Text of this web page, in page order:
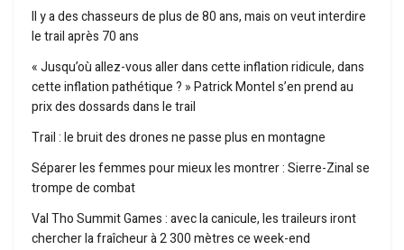
Il y a des chasseurs de plus de 80 ans, mais on veut interdire
le trail après 70 ans
« Jusqu’où allez-vous aller dans cette inflation ridicule, dans
cette inflation pathétique ? » Patrick Montel s’en prend au
prix des dossards dans le trail
Trail : le bruit des drones ne passe plus en montagne
Séparer les femmes pour mieux les montrer : Sierre-Zinal se
trompe de combat
Val Tho Summit Games : avec la canicule, les traileurs iront
chercher la fraîcheur à 2 300 mètres ce week-end